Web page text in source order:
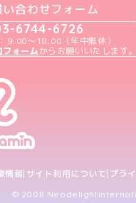
い合わせフォーム
6744-6726
9:00～18:00（年中無休）
フォームからお願いいたします。
情報 サイト利用について プラ
© 2008